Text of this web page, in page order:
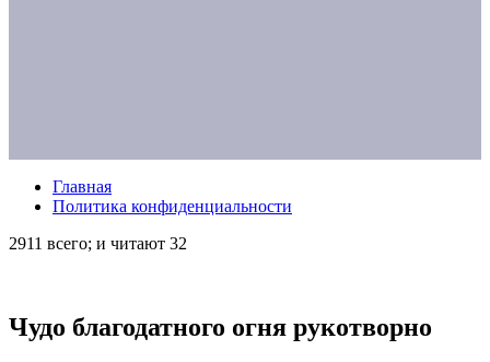
Главная
Политика конфиденциальности
2911 всего; и читают 32
Чудо благодатного огня рукотворно